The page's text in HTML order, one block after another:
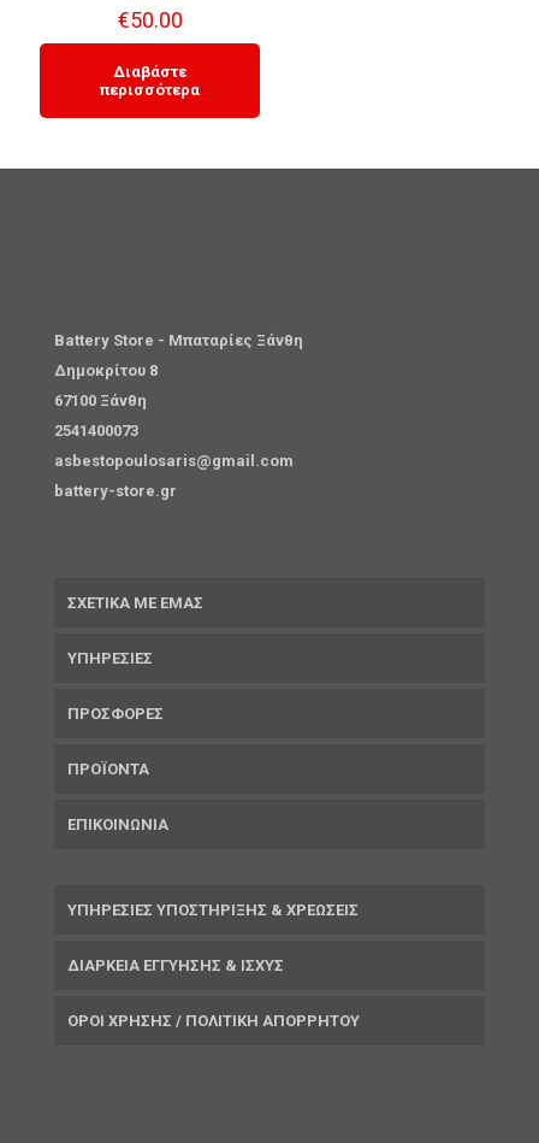
€50.00
Διαβάστε
περισσότερα
Battery Store - Μπαταρίες Ξάνθη
Δημοκρίτου 8
67100 Ξάνθη
2541400073
asbestopoulosaris@gmail.com
battery-store.gr
ΣΧΕΤΙΚΑ ΜΕ ΕΜΑΣ
ΥΠΗΡΕΣΙΕΣ
ΠΡΟΣΦΟΡΕΣ
ΠΡΟΪΟΝΤΑ
ΕΠΙΚΟΙΝΩΝΙΑ
ΥΠΗΡΕΣΙΕΣ ΥΠΟΣΤΗΡΙΞΗΣ & ΧΡΕΩΣΕΙΣ
ΔΙΑΡΚΕΙΑ ΕΓΓΥΗΣΗΣ & ΙΣΧΥΣ
ΟΡΟΙ ΧΡΗΣΗΣ / ΠΟΛΙΤΙΚΗ ΑΠΟΡΡΗΤΟΥ